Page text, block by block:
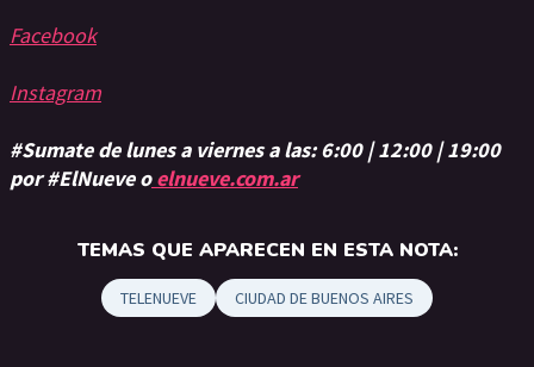
Facebook
Instagram
#Sumate de lunes a viernes a las: 6:00 | 12:00 | 19:00
por #ElNueve o elnueve.com.ar
TEMAS QUE APARECEN EN ESTA NOTA:
TELENUEVE CIUDAD DE BUENOS AIRES